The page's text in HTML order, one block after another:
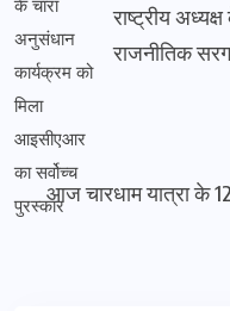
राष्ट्रीय
राजनीतिक
आज चारधाम यात्रा के